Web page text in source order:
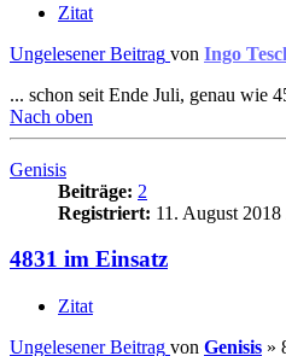
Zitat
Ungelesener Beitrag von Ingo
... schon seit Ende Juli, genau wie
Nach oben
Genisis
Beiträge: 2
Registriert: 11. August 2018
4831 im Einsatz
Zitat
Ungelesener Beitrag von Genisis »